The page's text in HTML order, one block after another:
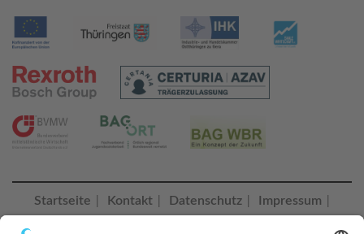
Startseite Kontakt Datenschutz Impressum